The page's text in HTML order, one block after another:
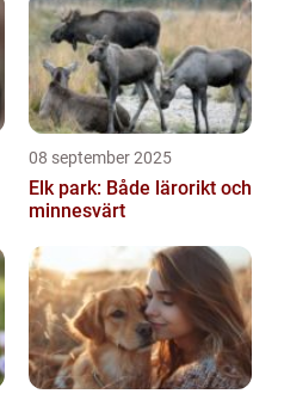
08 september 2025
Elk park: Både lärorikt och
minnesvärt